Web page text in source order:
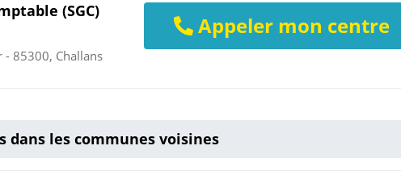
(SGC)
- 85300, Challans
Appeler mon centre
dans les communes voisines